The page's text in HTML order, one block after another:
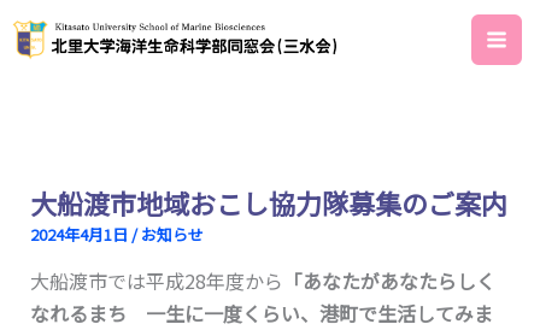
内
容
大船渡市地域おこし協力隊募集のご案内
2024年4月1日 /お知らせ
大船渡市では平成28年度から 「あなたがあなたらしく
なれるまち 一生に一度くらい、港町で生活してみま